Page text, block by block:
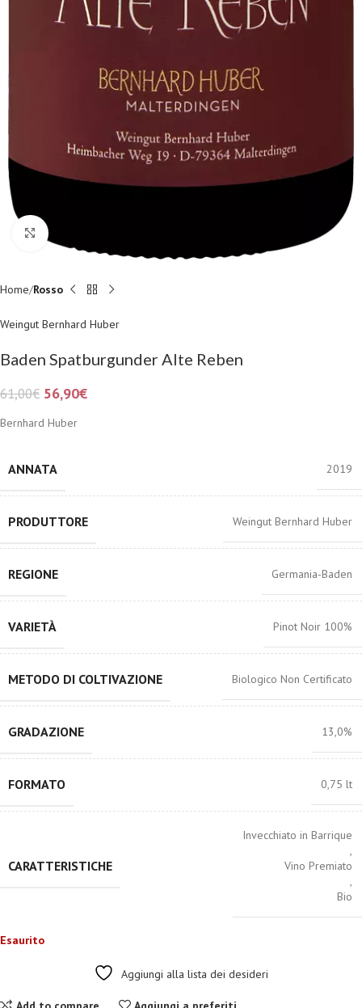
Fai clic per ingrandire
Home Rosso
Weingut Bernhard Huber
Baden Spatburgunder Alte Reben
61,00€ 56,90€
Bernhard Huber
ANNATA 2019
PRODUTTORE Weingut Bernhard Huber
REGIONE Germania-Baden
VARIETÀ Pinot Noir 100%
METODO DI COLTIVAZIONE Biologico Non Certificato
GRADAZIONE 13,0%
FORMATO 0,75 lt
CARATTERISTICHE
Invecchiato in Barrique
,
Vino Premiato
,
Bio
Esaurito
Aggiungi alla lista dei desideri